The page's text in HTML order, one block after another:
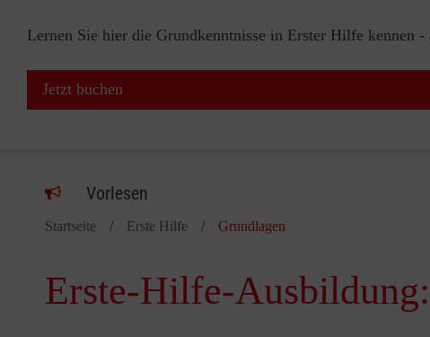
Lernen Sie hier die Grundkenntnisse in Erster Hilfe kennen -
Jetzt buchen
Vorlesen
Startseite Erste Hilfe Grundlagen
Erste-Hilfe-